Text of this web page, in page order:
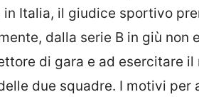
in Italia, il giudice sportivo
dalla serie B in giù non
di gara e ad esercitare
due squadre. I motivi per